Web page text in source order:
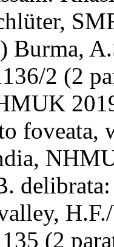
Burma,
2 (2
foveata,
(2